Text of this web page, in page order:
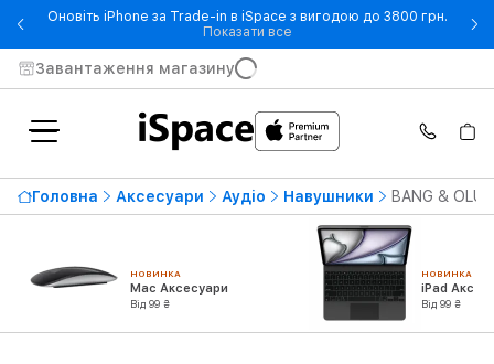
Оновіть iPhone за Trade-in в iSpace з вигодою до 3800 грн.
Показати все- Оновіть iPhone за Trade-in
Завантаження магазину
Головна Аксесуари Аудіо Навушники BANG &
НОВИНКА
Mac Аксесуари
Від 99 ₴
НОВИНКА
iPad
Від 99 ₴